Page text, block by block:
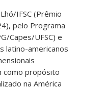
IFSC (Prêmio
pelo Programa
Capes/UFSC) e
latino-americanos
como propósito
na América